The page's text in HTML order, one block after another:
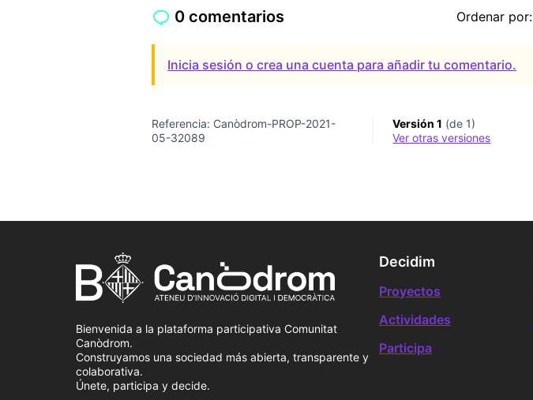
0 comentarios Ordenar por:
Inicia sesión o crea una cuenta para añadir tu comentario.
Referencia: Canòdrom-PROP-2021-
05-32089
Versión 1 (de 1)
ver otras versiones
Bienvenida a la plataforma participativa Comunitat
Canòdrom.
Construyamos una sociedad más abierta, transparente y
colaborativa.
Únete, participa y decide.
Decidim
Proyectos
Actividades
Participa